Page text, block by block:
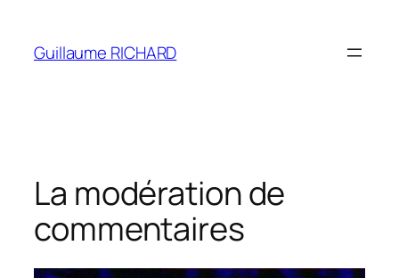
contenu
Guillaume RICHARD
La modération de
commentaires